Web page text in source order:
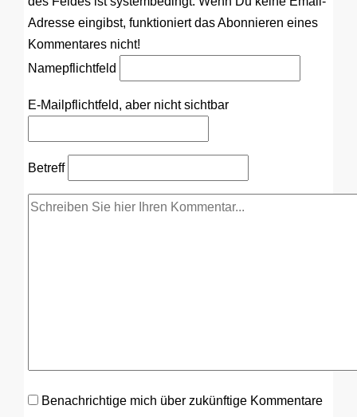
Adresse eingibst, funktioniert das Abonnieren eines
Kommentares nicht!
Namepflichtfeld
E-Mail pflichtfeld, aber nicht sichtbar
Betreff
Benachrichtige mich über zukünftige Kommentare